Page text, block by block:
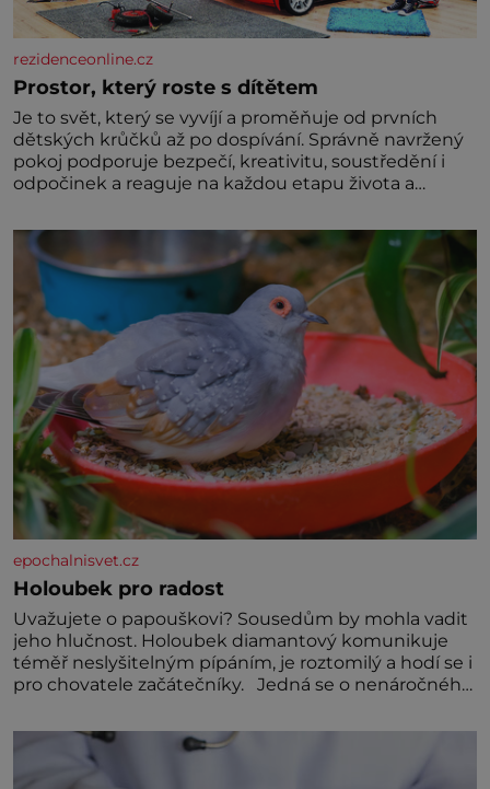
rezidenceonline.cz
Prostor, který roste s dítětem
Je to svět, který se vyvíjí a proměňuje od prvních
dětských krůčků až po dospívání. Správně navržený
pokoj podporuje bezpečí, kreativitu, soustředění i
odpočinek a reaguje na každou etapu života a
jednoduchost, měkkost a bezpečí, proto by pokoj
miminka měl působit především klidně a útulně.
Předškolní věk je
epochalnisvet.cz
Holoubek pro radost
Uvažujete o papouškovi? Sousedům by mohla vadit
jeho hlučnost. Holoubek diamantový komunikuje
téměř neslyšitelným pípáním, je roztomilý a hodí se i
pro chovatele začátečníky. Jedná se o nenáročného
Hodně času tráví na zemi, kde sbírá zbytky semínek
Jeho domovinou je prakticky celá Austrálie s
výjimkou pobřežní oblasti.